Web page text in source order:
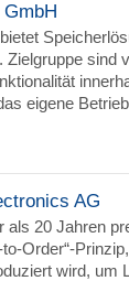
Zielgruppe sind
eigene
AG
als 20 Jahren
Order“-
wird, um